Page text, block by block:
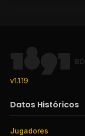
BD
v1.1.19
Datos Históricos
Jugadores